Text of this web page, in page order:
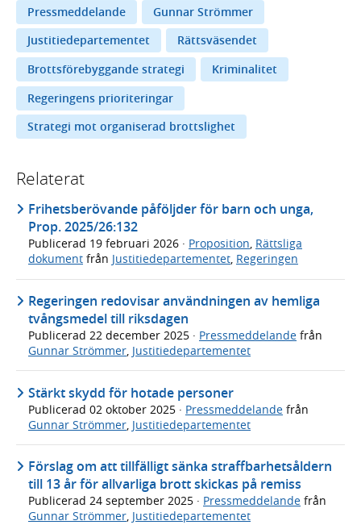
Pressmeddelande
Gunnar Strömmer
Justitiedepartementet
Rättsväsendet
Brottsförebyggande strategi
Kriminalitet
Regeringens prioriteringar
Strategi mot organiserad brottslighet
Relaterat
Frihetsberövande påföljder för barn och unga,
Prop. 2025/26:132
Publicerad 19 februari 2026 · Proposition, Rättsliga
dokument från Justitiedepartementet, Regeringen
Regeringen redovisar användningen av hemliga
tvångsmedel till riksdagen
Publicerad 22 december 2025 · Pressmeddelande från
Gunnar Strömmer, Justitiedepartementet
Stärkt skydd för hotade personer
Publicerad 02 oktober 2025 · Pressmeddelande från
Gunnar Strömmer Justitiedepartementet
Förslag om att tillfälligt sänka straffbarhetsåldern
till 13 år för allvarliga brott skickas på remiss
Publicerad 24 september 2025 · Pressmeddelande från
Gunnar Strömmer, Justitiedepartementet